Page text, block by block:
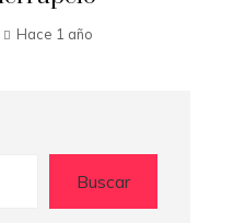
Hace 1 año
Buscar